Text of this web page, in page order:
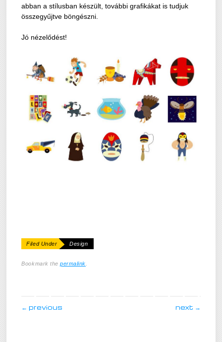
abban a stílusban készült, további grafikákat is tudjuk
összegyűjtve böngészni.
Jó nézelődést!
Filed Under Design
Bookmark thepermalink
post navigation
← previous next →